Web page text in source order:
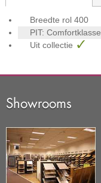
Breedte rol 400
PIT: Comfortklasse
Uit collectie
Showrooms